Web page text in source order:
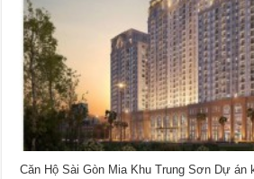
Căn Hộ Sài Gòn Mia Khu Trung Sơn Dự án